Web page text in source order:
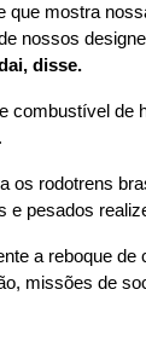
que mostra
nossos
disse.
os rodotrens
pesados
a reboque
missões de